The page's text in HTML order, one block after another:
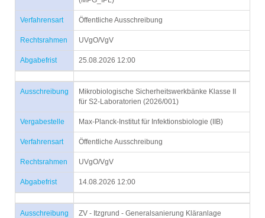
Verfahrensart Öffentliche Ausschreibung
Rechtsrahmen UVgO/VgV
Abgabefrist 25.08.2026 12:00
Ausschreibung
Mikrobiologische Sicherheitswerkbänke Klasse II
für S2-Laboratorien (2026/001)
Vergabestelle Max-Planck-Institut für Infektionsbiologie (IIB)
Verfahrensart Öffentliche Ausschreibung
Rechtsrahmen UVgO/VgV
Abgabefrist 14.08.2026 12:00
Ausschreibung
ZV - Itzgrund - Generalsanierung Kläranlage